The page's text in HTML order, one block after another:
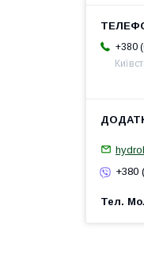
+380
+380
Тел.